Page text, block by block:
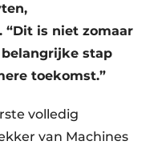
“Dit is niet zomaar
stap
toekomst.”
volledig
van Machines